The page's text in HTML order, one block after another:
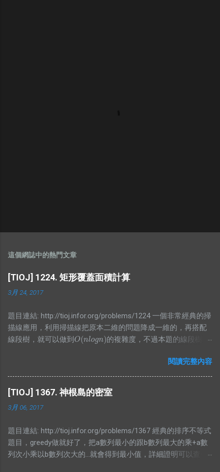
這個網誌中的熱門文章
[TIOJ] 1224. 矩形覆蓋面積計算
3月 24, 2017
題目連結: http://tioj.infor.org/problems/1224 一個非常經典的掃
描線應用，利用掃描線把原本二維的問題降成一維的，再搭配
線段樹，就可以做到 O(nlogn)
O(nlogn)
的複雜度，不過本題的線段樹要
不然我原本是寫讓他存區間和，可是這樣就會再詢問有幾個非
空節點上有困難，所以不妨再存一個值紀錄當前非空節點有幾
個，而顯然當你懶標記值大於0時整段都被覆蓋，所以就是整段
的長度，而沒有整段被覆蓋的時候，那當然就是去看小孩的值
囉，不過仔細想想就會發現區間和根本沒用，所以就砍掉他吧
ALL(x) (x).begin(), (x).end() #define PB push_back typedef long
long lld; typedef pair<int, int> PII; #define FF first #define SS
second const int N = 1000000 + 5; struct bian{ PII pos; int cnt;
閱讀完整內容
[TIOJ] 1367. 神根島的密室
3月 06, 2017
題目連結: http://tioj.infor.org/problems/1367 經典的排序不等式
題目，greedy做就好了，把a數列最小的跟b數列最大的乘+a數
列次小乘以b數列次大的...就會得到最小值，詳細證明可以查一